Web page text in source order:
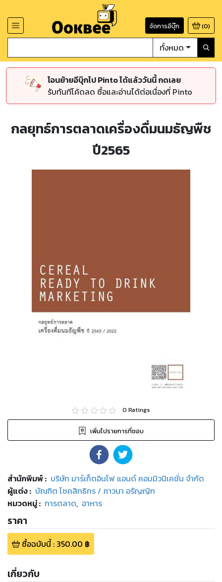
จัดการอีบุ๊ก (0)
ทั้งหมด
โอนย้ายอีบุ๊กไป Pinto ได้แล้ววันนี้ กดเลย
รับทันทีโค้ดลด ซื้อและอ่านได้ต่อเนื่องที่ Pinto
กลยุทธ์การตลาดเครื่องดื่มนมธัญพืช
ปี2565
0 Ratings
เพิ่มไปรายการที่ชอบ
สำนักพิมพ์: บริษัท มาร์เก็ตอินโฟ แอนด์ คอมมิวนิเคชั่น จำกัด
ผู้แต่ง : บัณฑิต โชคสิทธิกร / ภาวนา อรัญญิก
หมวดหมู่: การตลาด, อาหาร
ราคา
ซื้อฉบับนี้: 350.00 ฿
เกี่ยวกับ